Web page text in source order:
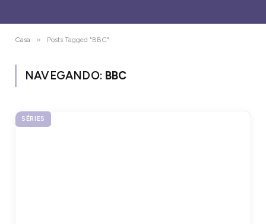
Casa » Posts Tagged "BBC"
NAVEGANDO: BBC
SÉRIES